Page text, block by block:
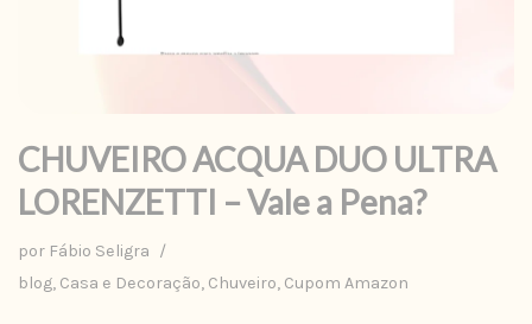
CHUVEIRO ACQUA DUO ULTRA
LORENZETTI – Vale a Pena?
por Fábio Seligra
blog, Casa e Decoração, Chuveiro, Cupom Amazon